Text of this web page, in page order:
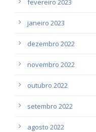
fevereiro 2023
janeiro 2023
dezembro 2022
novembro 2022
outubro 2022
setembro 2022
agosto 2022